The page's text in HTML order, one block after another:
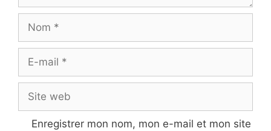
mail
web
Enregistrer mon nom, mon e-mail et mon site